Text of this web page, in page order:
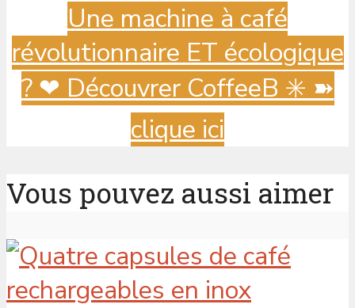
Une machine à café
révolutionnaire ET écologique
? ️❤ Découvrer CoffeeB ✳️ ➽
clique ici
Vous pouvez aussi aimer